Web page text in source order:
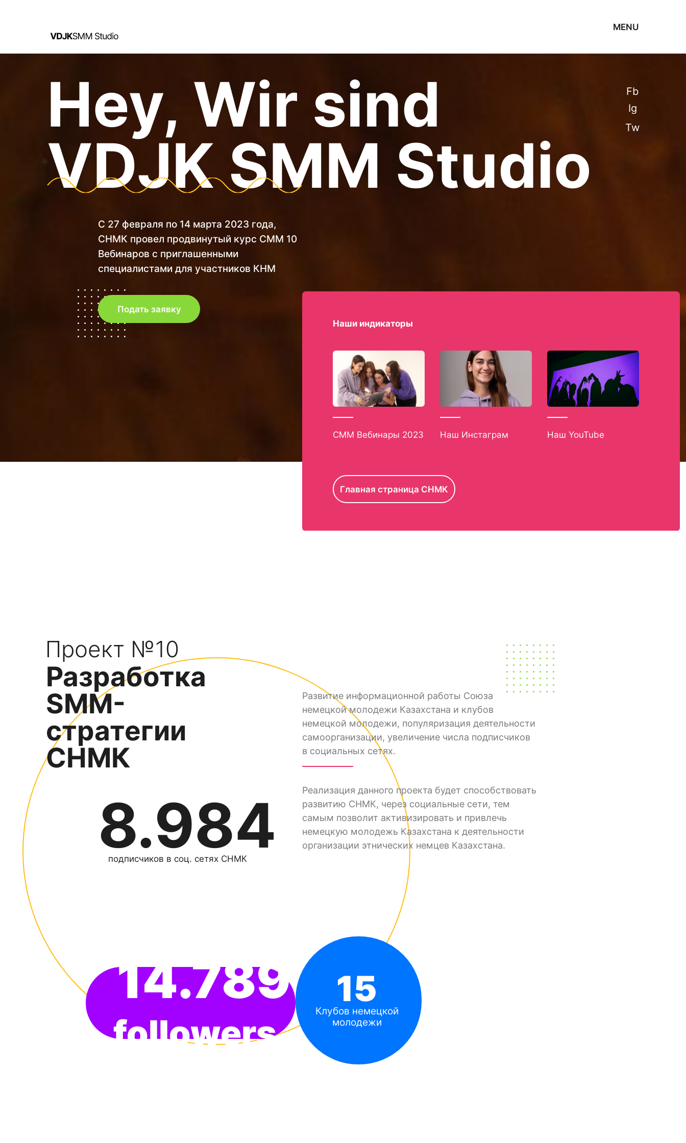
MENU
Tw
Ig
Fb
Hey, Wir sind
VDJK SMM Studio
С 27 февраля по 14 марта 2023 года,
СНМК провел продвинутый курс СММ 10
Вебинаров с приглашенными
специалистами для участников КНМ
Подать заявку
Наши индикаторы
СММ Вебинары 2023 Наш Инстаграм Наш YouTube
Главная страница СНМК
Разработка
SMM-
стратегии
СНМК
Развитие информационной работы Союза
немецкой молодежи Казахстана и клубов
немецкой молодежи, популяризация деятельности
самоорганизации, увеличение числа подписчиков
в социальных сетях.
Реализация данного проекта будет способствовать
развитию СНМК, через социальные сети, тем
самым позволит активизировать и привлечь
немецкую молодежь Казахстана к деятельности
организации этнических немцев Казахстана.
8.984
подписчиков в соц. сетях СНМК
Проект №10
15
Клубов немецкой
молодежи
14.789
followers